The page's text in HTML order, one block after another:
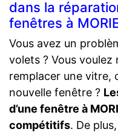
dans la
fenêtres à
Vous avez un
volets ? Vous
remplacer une vitre,
nouvelle fenêtre ?
d’une fenêtre à
compétitifs. De